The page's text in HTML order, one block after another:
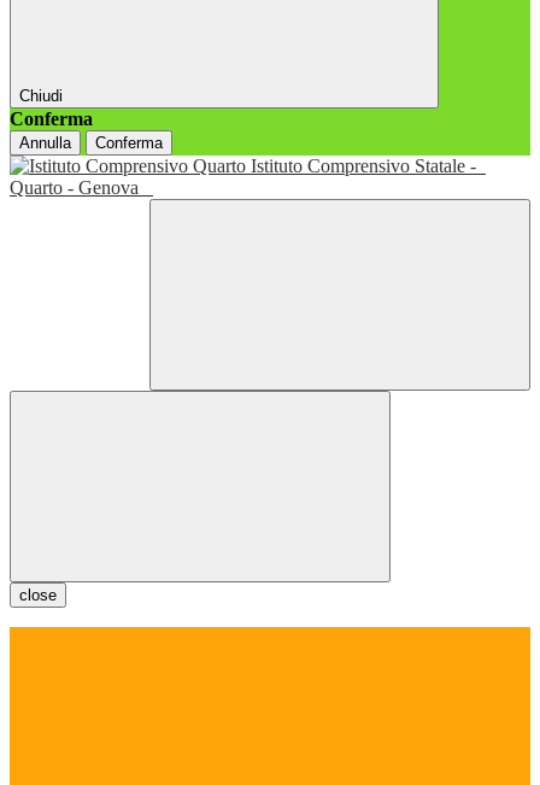
Chiudi
Conferma
Annulla Conferma
Istituto Comprensivo Statale -
Quarto - Genova
close